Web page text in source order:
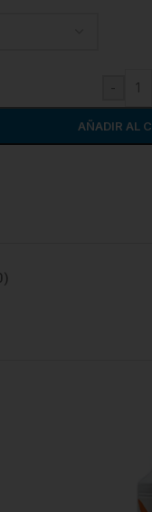
-
AÑADIR AL